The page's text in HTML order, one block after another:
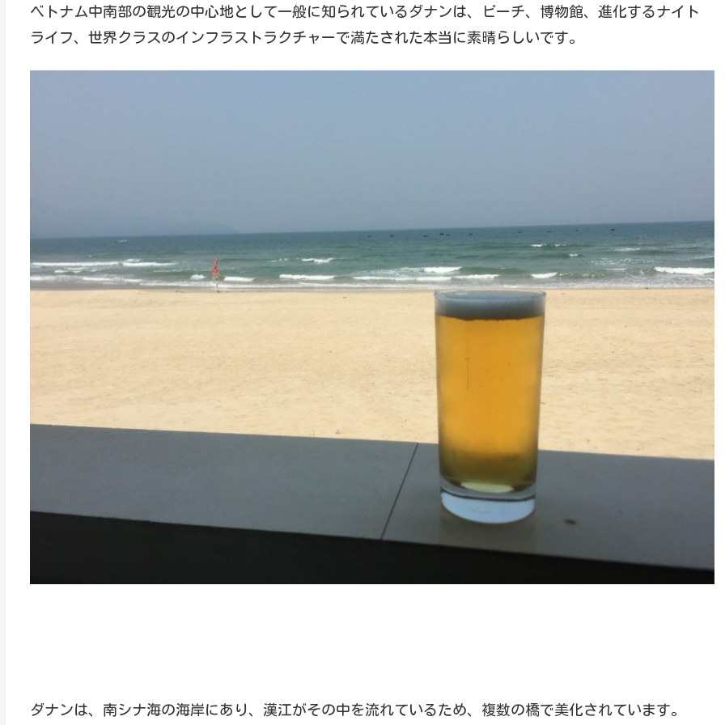
ベトナム中南部の観光の中心地として一般に知られているダナンは、ビーチ、博物館、進化するナイト
ライフ、世界クラスのインフラストラクチャーで満たされた本当に素晴らしいです。
ダナンは、南シナ海の海岸にあり、漢江がその中を流れているため、複数の橋で美化されています。